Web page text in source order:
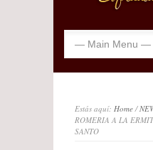
Estás aquí: Home/
ROMERIA A LA
SANTO